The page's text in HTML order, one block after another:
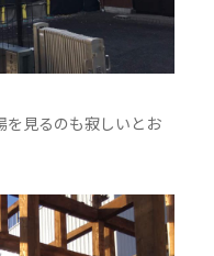
を見るのも寂しいとお